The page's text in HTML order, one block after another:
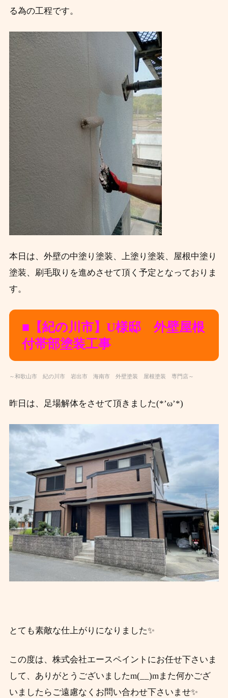
る為の工程です。
本日は、外壁の中塗り塗装、上塗り塗装、屋根中塗り
塗装、刷毛取りを進めさせて頂く予定となっておりま
す。
■【紀の川市】U様邸 外壁屋根
付帯部塗装工事
～和歌山市 紀の川市 岩出市 海南市 外壁塗装 屋根塗装 専門店～
昨日は、足場解体をさせて頂きました(*’ω’*)
とても素敵な仕上がりになりました✨
この度は、株式会社エースペイントにお任せ下さいま
して、ありがとうございましたm(__)mまた何かござ
いましたらご遠慮なくお問い合わせ下さいませ✨